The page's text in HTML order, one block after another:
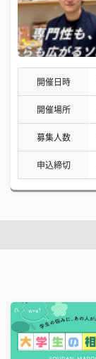
開催日時
開催場所
募集人数
申込締切